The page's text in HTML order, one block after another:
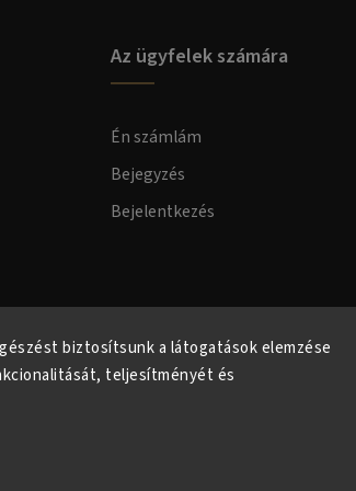
biztosítsunk a látogatások elemzése
teljesítményét és
Az ügyfelek számára
Én számlám
Bejegyzés
Bejelentkezés